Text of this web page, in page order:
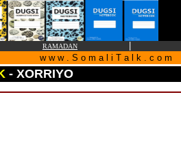
RAMADAN
w w w . S o m a l i T a l k . c o m
- XORRIYO